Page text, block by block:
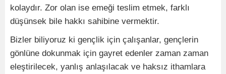
kolaydır. Zor olan ise emeği teslim etmek, farklı
düşünsek bile hakkı sahibine vermektir.
Bizler biliyoruz ki gençlik için çalışanlar, gençlerin
gönlüne dokunmak için gayret edenler zaman zaman
eleştirilecek, yanlış anlaşılacak ve haksız ithamlara